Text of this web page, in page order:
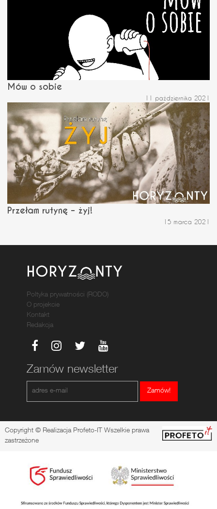
Mów o sobie
11 października 2021
Przełam rutynę – żyj!
15 marca 2021
Poltyka prywatności (RODO)
O projekcie
Kontakt
Redakcja
Zamów newsletter
Zamów!
Copyright © Realizacja Profeto-IT Wszelkie prawa
zastrzeżone